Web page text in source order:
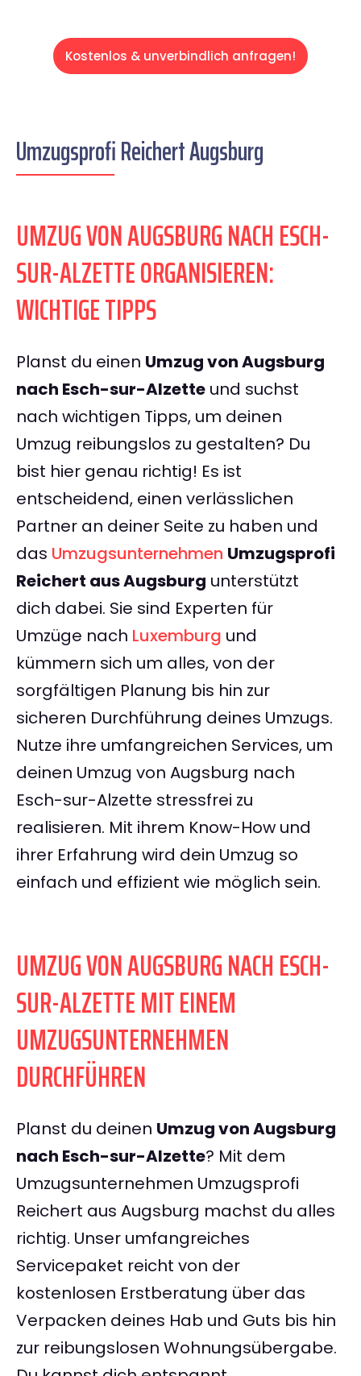
Kostenlos & unverbindlich anfragen!
Umzugsprofi Reichert Augsburg
UMZUG VON AUGSBURG NACH ESCH-
SUR-ALZETTE ORGANISIEREN:
WICHTIGE TIPPS
Planst du einen Umzug von Augsburg
nach Esch-sur-Alzette und suchst
nach wichtigen Tipps, um deinen
Umzug reibungslos zu gestalten? Du
bist hier genau richtig! Es ist
entscheidend, einen verlässlichen
Partner an deiner Seite zu haben und
das Umzugsunternehmen Umzugsprofi
Reichert aus Augsburg unterstützt
dich dabei. Sie sind Experten für
Umzüge nach Luxemburg und
kümmern sich um alles, von der
sorgfältigen Planung bis hin zur
sicheren Durchführung deines Umzugs.
Nutze ihre umfangreichen Services, um
deinen Umzug von Augsburg nach
Esch-sur-Alzette stressfrei zu
realisieren. Mit ihrem Know-How und
ihrer Erfahrung wird dein Umzug so
einfach und effizient wie möglich sein.
UMZUG VON AUGSBURG NACH ESCH-
SUR-ALZETTE MIT EINEM
UMZUGSUNTERNEHMEN
DURCHFÜHREN
Planst du deinen Umzug von Augsburg
nach Esch-sur-Alzette? Mit dem
Umzugsunternehmen Umzugsprofi
Reichert aus Augsburg machst du alles
richtig. Unser umfangreiches
Servicepaket reicht von der
kostenlosen Erstberatung über das
Verpacken deines Hab und Guts bis hin
zur reibungslosen Wohnungsübergabe.